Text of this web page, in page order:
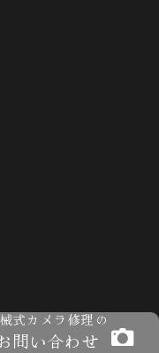
式カメラ修理の
問い合わせ